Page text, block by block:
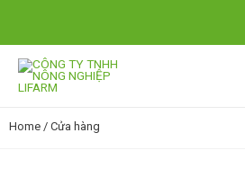
content
Home / Cửa hàng